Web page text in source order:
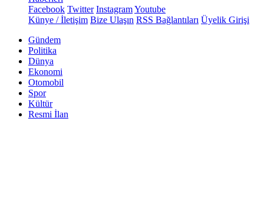
Facebook Twitter InstagramYoutube
Künye / İletişim Bize Ulaşın RSS Bağlantıları Üyelik Girişi
Gündem
Politika
Dünya
Ekonomi
Otomobil
Spor
Kültür
Resmi İlan